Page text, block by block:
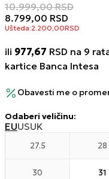
10.999,00 RSD
8.799,00 RSD
Ušteda:2.200,00RSD
ili 977,67 RSD na 9
kartice Banca Intesa
Obavesti me o
Odaberi veličinu:
EUUSUK
27.5 28
30 31